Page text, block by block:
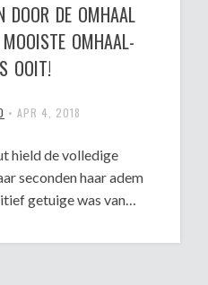
DOOR DE OMHAAL
OMHAAL-
OOIT!
• APR 4, 2018
hield de volledige
seconden haar adem
getuige was van…